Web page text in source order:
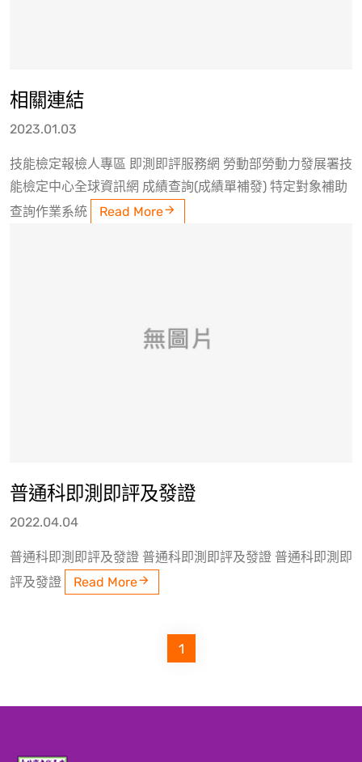
相關連結
2023.01.03
技能檢定報檢人專區 即測即評服務網 勞動部勞動力發展署技
能檢定中心全球資訊網 成績查詢(成績單補發) 特定對象補助
查詢作業系統
Read More
普通科即測即評及發證
2022.04.04
普通科即測即評及發證 普通科即測即評及發證 普通科即測即
評及發證
Read More
1